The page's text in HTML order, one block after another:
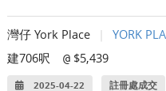
灣仔 York Place
YORK
建706呎
@ $5,439
2025-04-22 註冊處成交